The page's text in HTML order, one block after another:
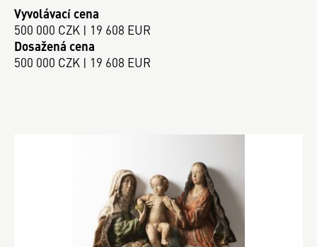
Vyvolávací cena
500 000 CZK | 19 608 EUR
Dosažená cena
500 000 CZK | 19 608 EUR